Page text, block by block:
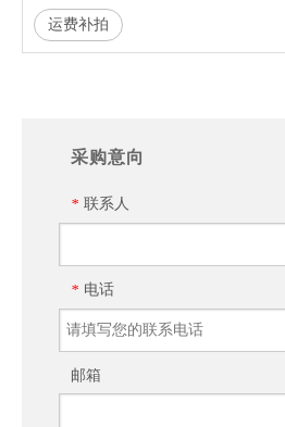
运费补拍
采购意向
* 联系人
* 电话
邮箱